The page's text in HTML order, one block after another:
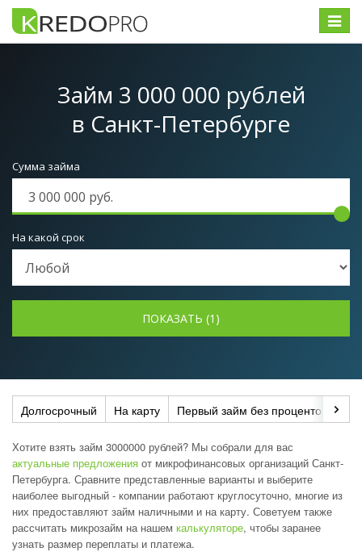
Меню
Займ 3 000 000 рублей
в Санкт-Петербурге
Сумма займа
На какой срок
Долгосрочный На карту Первый займ без процентов
Хотите взять займ 3000000 рублей? Мы собрали для вас
актуальные предложения от микрофинансовых организаций Санкт-
Петербурга. Сравните представленные варианты и выберите
наиболее выгодный - компании работают круглосуточно, многие из
них предоставляют займ наличными и на карту. Советуем также
рассчитать микрозайм на нашем калькуляторе, чтобы заранее
узнать размер переплаты и платежа.